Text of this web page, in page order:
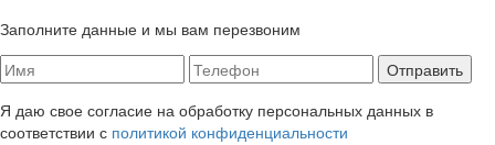
Заполните данные и мы вам перезвоним
Я даю свое согласие на обработку персональных данных в
соответствии с политикой конфиденциальности